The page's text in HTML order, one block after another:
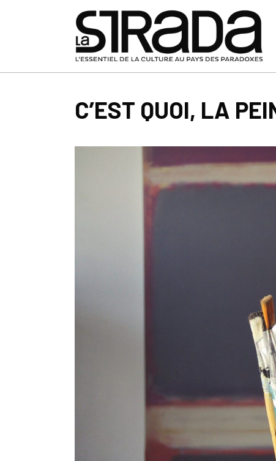
C’EST QUOI, LA